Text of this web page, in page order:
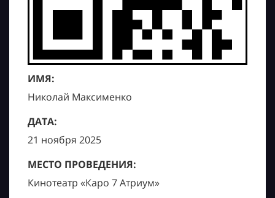
ИМЯ:
Николай Максименко
ДАТА:
21 ноября 2025
МЕСТО ПРОВЕДЕНИЯ:
Кинотеатр «Каро 7 Атриум»